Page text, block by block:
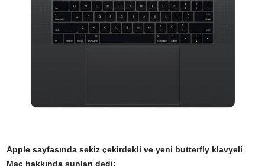
Apple sayfasında sekiz çekirdekli ve yeni butterfly klavyeli
Mac hakkında şunları dedi;